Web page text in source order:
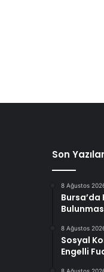
Son Yazılar
8 Ağustos
Bursa’da
8 Ağustos
Sosyal
Engelli